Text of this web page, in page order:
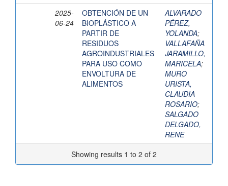
2025-
06-24
OBTENCIÓN DE UN
BIOPLÁSTICO A
PARTIR DE
RESIDUOS
AGROINDUSTRIALES
PARA USO COMO
ENVOLTURA DE
ALIMENTOS
ALVARADO
PÉREZ,
YOLANDA;
VALLAFAÑA
JARAMILLO,
MARICELA;
MURO
URISTA,
CLAUDIA
ROSARIO;
SALGADO
DELGADO,
RENE
Showing results 1 to 2 of 2